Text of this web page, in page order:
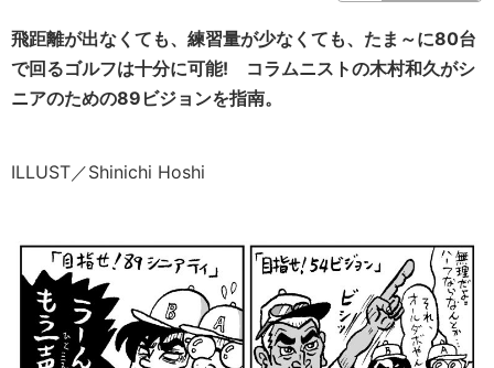
飛距離が出なくても、練習量が少なくても、たま～に80台
で回るゴルフは十分に可能! コラムニストの木村和久がシ
ニアのための89ビジョンを指南。
ILLUST／Shinichi Hoshi